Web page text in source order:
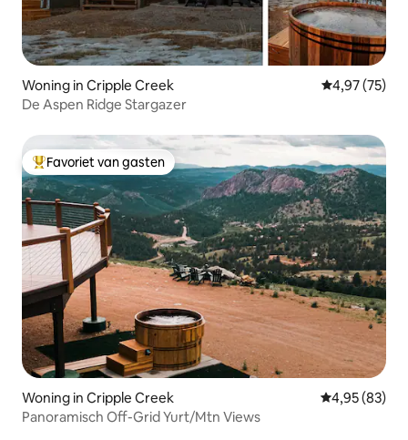
Woning in Cripple Creek Gemiddelde
4,97 (75)
De Aspen Ridge Stargazer
Topfavoriet van gasten
Favoriet van gasten
Woning in Cripple Creek Gemiddelde
4,95 (83)
Panoramisch Off-Grid Yurt/Mtn Views